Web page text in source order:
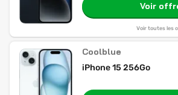
Voir
Voir toutes les
Coolblue
iPhone 15 256Go